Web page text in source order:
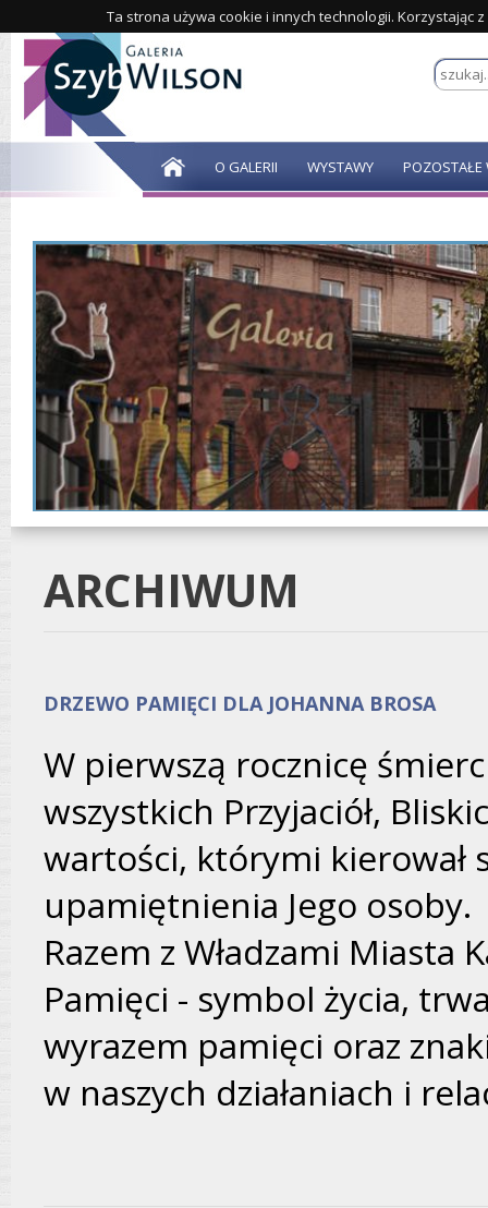
Ta strona używa cookie i innych technologii. Korzystając
O GALERII WYSTAWY POZOSTAŁE
ARCHIWUM
DRZEWO PAMIĘCI DLA JOHANNA BROSA
W pierwszą rocznicę
wszystkich Przyjaciół,
wartości, którymi kierował
upamiętnienia Jego osoby.
Razem z Władzami Miasta
Pamięci - symbol życia,
wyrazem pamięci oraz
w naszych działaniach i